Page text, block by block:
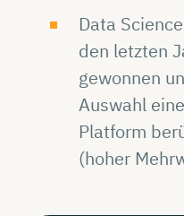
Data
den letzten
gewonnen
Auswahl
Platform
(hoher